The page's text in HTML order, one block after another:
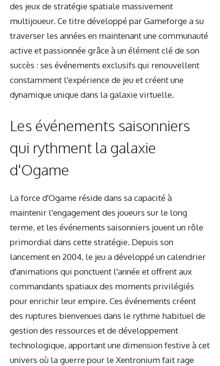
des jeux de stratégie spatiale massivement
multijoueur. Ce titre développé par Gameforge a su
traverser les années en maintenant une communauté
active et passionnée grâce à un élément clé de son
succès : ses événements exclusifs qui renouvellent
constamment l'expérience de jeu et créent une
dynamique unique dans la galaxie virtuelle.
Les événements saisonniers
qui rythment la galaxie
d'Ogame
La force d'Ogame réside dans sa capacité à
maintenir l'engagement des joueurs sur le long
terme, et les événements saisonniers jouent un rôle
primordial dans cette stratégie. Depuis son
lancement en 2004, le jeu a développé un calendrier
d'animations qui ponctuent l'année et offrent aux
commandants spatiaux des moments privilégiés
pour enrichir leur empire. Ces événements créent
des ruptures bienvenues dans le rythme habituel de
gestion des ressources et de développement
technologique, apportant une dimension festive à cet
univers où la guerre pour le Xentronium fait rage